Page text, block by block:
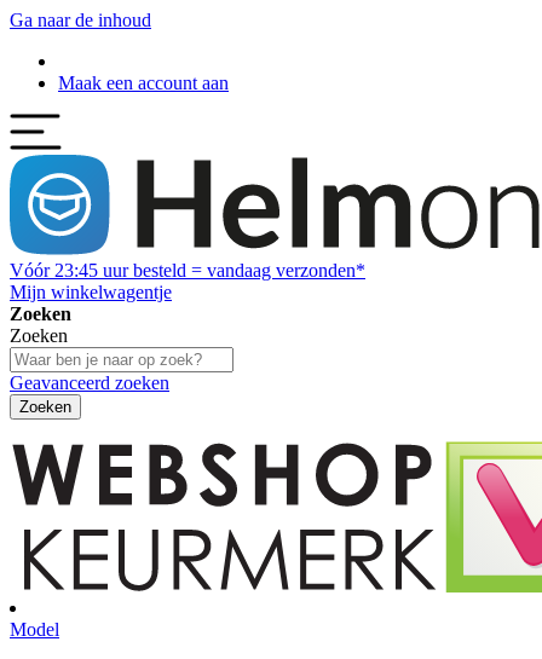
Ga naar de inhoud
Maak een account aan
Vóór 23:45 uur besteld = vandaag verzonden*
Mijn winkelwagentje
Zoeken
Zoeken
Geavanceerd zoeken
Zoeken
Model